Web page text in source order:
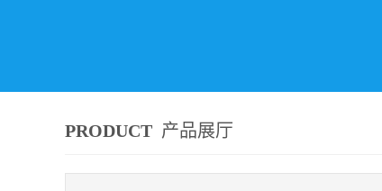
PRODUCT 产品展厅